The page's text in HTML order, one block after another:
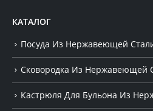
КАТАЛОГ
Посуда Из Нержавеющей
Сковородка Из Нержавеющей
Кастрюля Для Бульона Из